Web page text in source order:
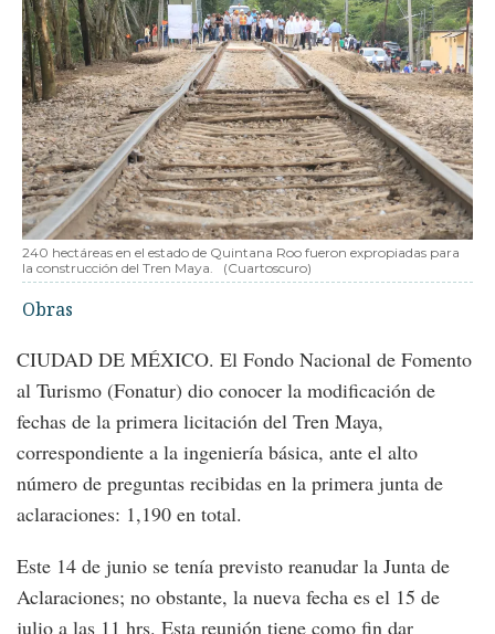
240 hectáreas en el estado de Quintana Roo fueron expropiadas para
la construcción del Tren Maya.
(Cuartoscuro)
Obras
CIUDAD DE MÉXICO. El Fondo Nacional de Fomento
al Turismo (Fonatur) dio conocer la modificación de
fechas de la primera licitación del Tren Maya,
correspondiente a la ingeniería básica, ante el alto
número de preguntas recibidas en la primera junta de
aclaraciones: 1,190 en total.
Este 14 de junio se tenía previsto reanudar la Junta de
Aclaraciones; no obstante, la nueva fecha es el 15 de
julio a las 11 hrs. Esta reunión tiene como fin dar